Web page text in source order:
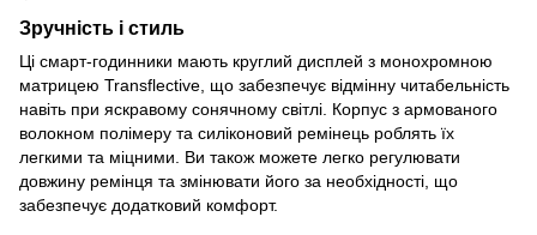
Зручність і стиль
Ці смарт-годинники мають круглий дисплей з монохромною
матрицею Transflective, що забезпечує відмінну читабельність
навіть при яскравому сонячному світлі. Корпус з армованого
волокном полімеру та силіконовий ремінець роблять їх
легкими та міцними. Ви також можете легко регулювати
довжину ремінця та змінювати його за необхідності, що
забезпечує додатковий комфорт.